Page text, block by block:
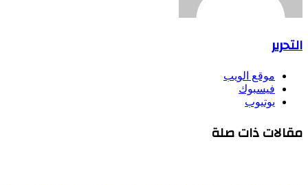
التحرير
موقع الويب
فيسبوك
يوتيوب
مقالات ذات صلة